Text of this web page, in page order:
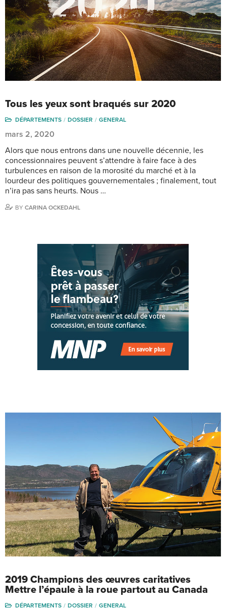
Tous les yeux sont braqués sur 2020
DÉPARTEMENTS DOSSIER GENERAL
mars 2, 2020
Alors que nous entrons dans une nouvelle décennie, les
concessionnaires peuvent s’attendre à faire face à des
turbulences en raison de la morosité du marché et à la
lourdeur des politiques gouvernementales ; finalement, tout
n’ira pas sans heurts. Nous …
BY CARINA OCKEDAHL
2019 Champions des œuvres caritatives
Mettre l’épaule à la roue partout au Canada
DÉPARTEMENTS DOSSIER GENERAL